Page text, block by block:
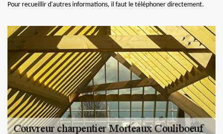
Pour recueillir d'autres informations, il faut le téléphoner directement.